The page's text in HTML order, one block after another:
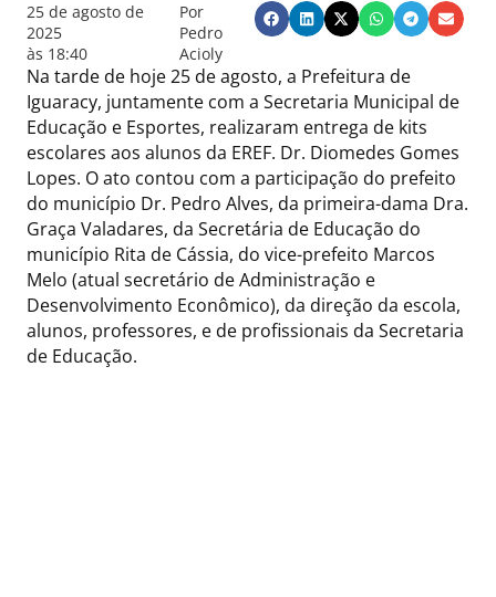
25 de agosto de
2025
às 18:40
Por
Pedro
Acioly
Na tarde de hoje 25 de agosto, a Prefeitura de
Iguaracy, juntamente com a Secretaria Municipal de
Educação e Esportes, realizaram entrega de kits
escolares aos alunos da EREF. Dr. Diomedes Gomes
Lopes. O ato contou com a participação do prefeito
do município Dr. Pedro Alves, da primeira-dama Dra.
Graça Valadares, da Secretária de Educação do
município Rita de Cássia, do vice-prefeito Marcos
Melo (atual secretário de Administração e
Desenvolvimento Econômico), da direção da escola,
alunos, professores, e de profissionais da Secretaria
de Educação.